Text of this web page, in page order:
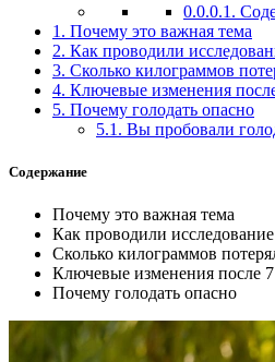
0.0.0.1.
1. Почему это важная тема
2. Как проводили
3. Сколько килограммов
4. Ключевые изменения
5. Почему голодать опасно
5.1. Вы пробовали
Содержание
Почему это важная тема
Как проводили исследование
Сколько килограммов
Ключевые изменения после
Почему голодать опасно